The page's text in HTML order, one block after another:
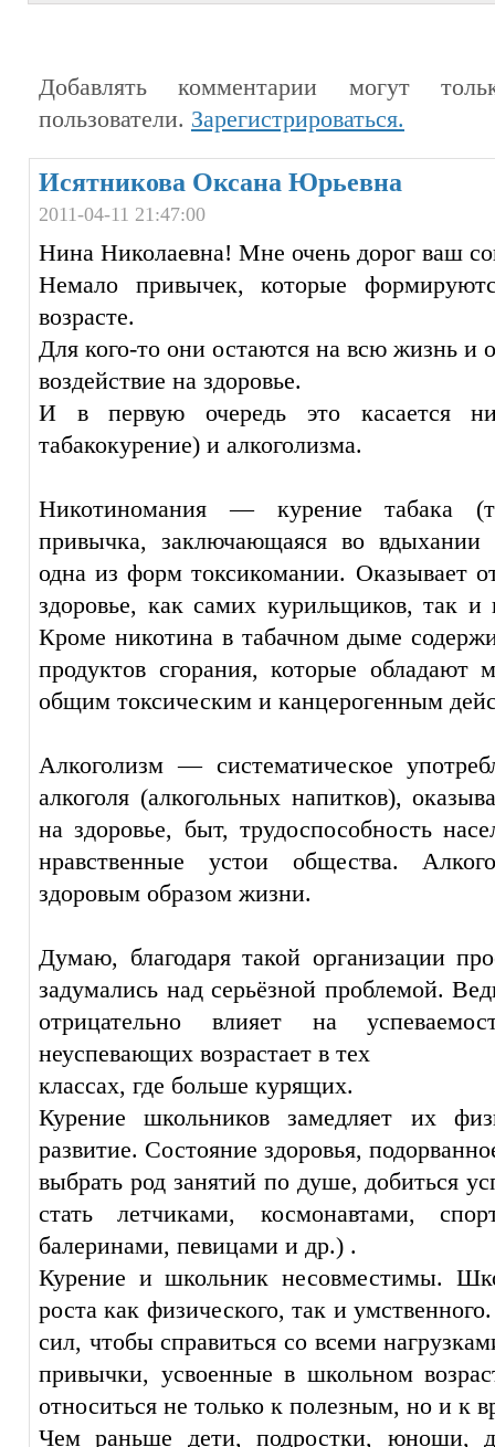
Добавлять комментарии могут
пользователи. Зарегистрироваться.
Исятникова Оксана Юрьевна
2011-04-11 21:47:00
Нина Николаевна! Мне очень дорог ваш
Немало привычек, которые
возрасте.
Для кого-то они остаются на всю жизнь и
воздействие на здоровье.
И в первую очередь это касается
табакокурение) и алкоголизма.
Никотиномания — курение табака
привычка, заключающаяся во
одна из форм токсикомании. Оказывает
здоровье, как самих курильщиков, так
Кроме никотина в табачном дыме
продуктов сгорания, которые
общим токсическим и канцерогенным
Алкоголизм — систематическое
алкоголя (алкогольных напитков),
на здоровье, быт, трудоспособность
нравственные устои общества.
здоровым образом жизни.
Думаю, благодаря такой организации
задумались над серьёзной проблемой.
отрицательно влияет на
неуспевающих возрастает в тех
классах, где больше курящих.
Курение школьников замедляет их
развитие. Состояние здоровья,
выбрать род занятий по душе, добиться
стать летчиками, космонавтами,
балеринами, певицами и др.) .
Курение и школьник несовместимы.
роста как физического, так и
сил, чтобы справиться со всеми
привычки, усвоенные в школьном
относиться не только к полезным, но и к
Чем раньше дети, подростки, юноши,